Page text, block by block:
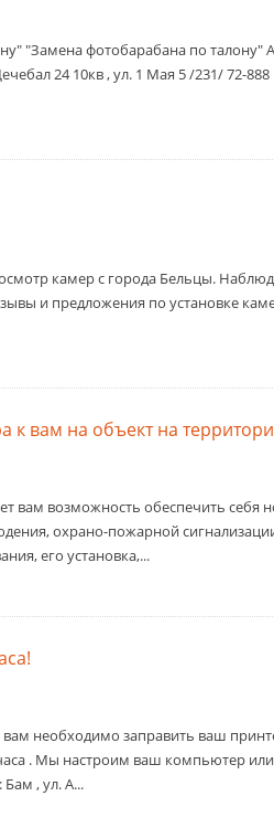
"Замена фотобарабана по талону"
24 10кв , ул. 1 Мая 5 /231/ 72-888
камер с города Бельцы.
и предложения по установке
к вам на объект на
вам возможность обеспечить
охрано-пожарной
его установка,...
необходимо заправить ваш
. Мы настроим ваш компьютер
Бам , ул. А...